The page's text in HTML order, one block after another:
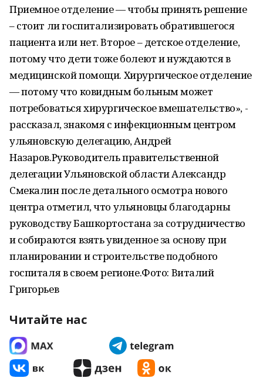
Приемное отделение — чтобы принять решение
– стоит ли госпитализировать обратившегося
пациента или нет. Второе – детское отделение,
потому что дети тоже болеют и нуждаются в
медицинской помощи. Хирургическое отделение
— потому что ковидным больным может
потребоваться хирургическое вмешательство», -
рассказал, знакомя с инфекционным центром
ульяновскую делегацию, Андрей
Назаров.Руководитель правительственной
делегации Ульяновской области Александр
Смекалин после детального осмотра нового
центра отметил, что ульяновцы благодарны
руководству Башкортостана за сотрудничество
и собираются взять увиденное за основу при
планировании и строительстве подобного
госпиталя в своем регионе.Фото: Виталий
Григорьев
Читайте нас